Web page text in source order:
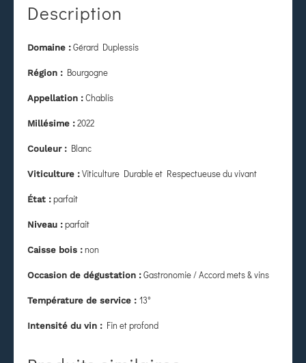
Description
Domaine : Gérard Duplessis
Région : Bourgogne
Appellation : Chablis
Millésime : 2022
Couleur : Blanc
Viticulture : Viticulture Durable et Respectueuse du vivant
État : parfait
Niveau : parfait
Caisse bois : non
Occasion de dégustation : Gastronomie / Accord mets & vins
Température de service : 13°
Intensité du vin : Fin et profond